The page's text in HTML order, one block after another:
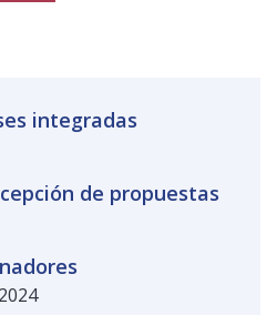
integradas
de propuestas